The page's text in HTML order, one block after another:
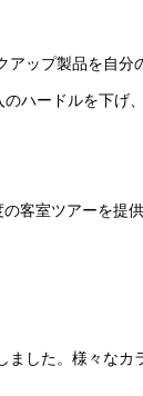
ップ製品を自分
ハードルを下げ
客室ツアーを提
した。様々な